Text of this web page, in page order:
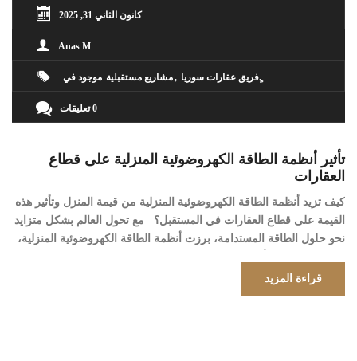
كانون الثاني 31, 2025
Anas M
موجود في مشاريع مستقبلية ٍفريق عقارات سوريا
0 تعليقات
تأثير أنظمة الطاقة الكهروضوئية المنزلية على قطاع
العقارات
كيف تزيد أنظمة الطاقة الكهروضوئية المنزلية من قيمة المنزل وتأثير هذه
القيمة على قطاع العقارات في المستقبل؟ مع تحول العالم بشكل متزايد
نحو حلول الطاقة المستدامة، برزت أنظمة الطاقة الكهروضوئية المنزلية،
المتجددة. وبصرف النظر عن فوائدها البيئية، أثبتت هذه الأنظمة أيضًا أنها
عامل مهم […]
قراءة المزيد